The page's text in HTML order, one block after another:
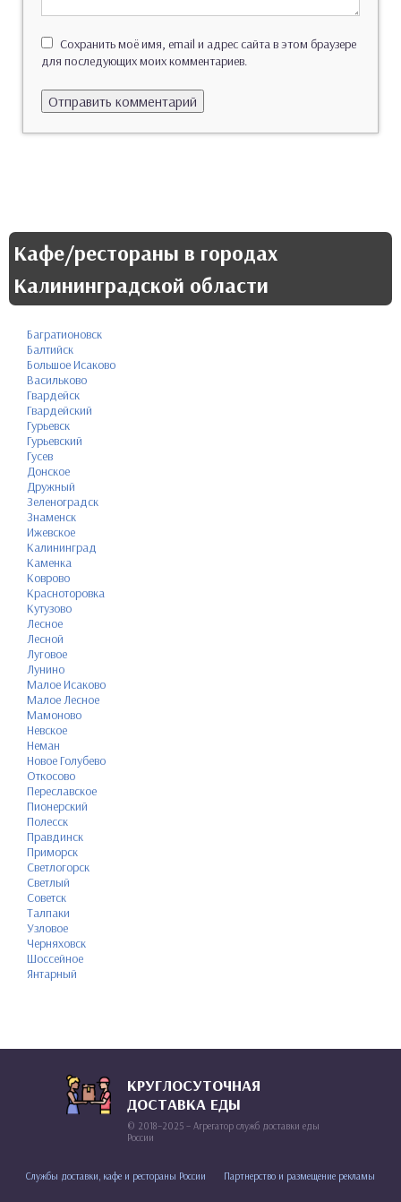
Сохранить моё имя, email и адрес сайта в этом браузере
для последующих моих комментариев.
Кафе/рестораны в городах
Калининградской области
Багратионовск
Балтийск
Большое Исаково
Васильково
Гвардейск
Гвардейский
Гурьевск
Гурьевский
Гусев
Донское
Дружный
Зеленоградск
Знаменск
Ижевское
Калининград
Каменка
Коврово
Красноторовка
Кутузово
Лесное
Лесной
Луговое
Лунино
Малое Исаково
Малое Лесное
Мамоново
Невское
Неман
Новое Голубево
Откосово
Переславское
Пионерский
Полесск
Правдинск
Приморск
Светлогорск
Светлый
Советск
Талпаки
Узловое
Черняховск
Шоссейное
Янтарный
КРУГЛОСУТОЧНАЯ
ДОСТАВКА ЕДЫ
© 2018–2025 – Агрегатор служб доставки еды
России
Службы доставки, кафе и рестораны России Партнерство и размещение рекламы